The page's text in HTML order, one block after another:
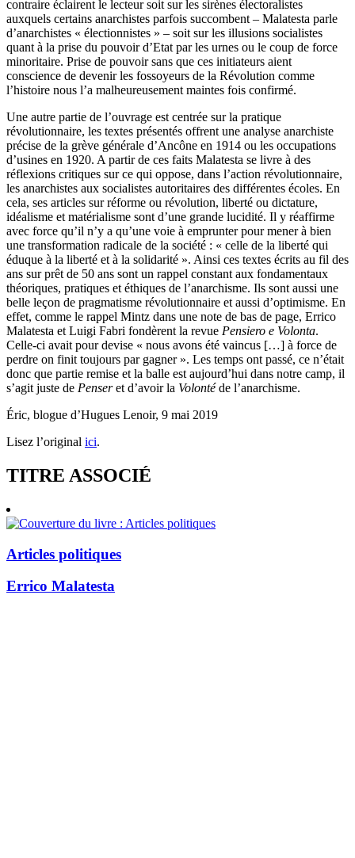
contraire éclairent le lecteur soit sur les sirènes électoralistes
auxquels certains anarchistes parfois succombent – Malatesta parle
d’anarchistes « électionnistes » – soit sur les illusions socialistes
quant à la prise du pouvoir d’Etat par les urnes ou le coup de force
minoritaire. Prise de pouvoir sans que ces initiateurs aient
conscience de devenir les fossoyeurs de la Révolution comme
l’histoire nous l’a malheureusement maintes fois confirmé.
Une autre partie de l’ouvrage est centrée sur la pratique
révolutionnaire, les textes présentés offrent une analyse anarchiste
précise de la grève générale d’Ancône en 1914 ou les occupations
d’usines en 1920. A partir de ces faits Malatesta se livre à des
réflexions critiques sur ce qui oppose, dans l’action révolutionnaire,
les anarchistes aux socialistes autoritaires des différentes écoles. En
cela, ses articles sur réforme ou révolution, liberté ou dictature,
idéalisme et matérialisme sont d’une grande lucidité. Il y réaffirme
avec force qu’il n’y a qu’une voie à emprunter pour mener à bien
une transformation radicale de la société : « celle de la liberté qui
éduque à la liberté et à la solidarité ». Ainsi ces textes écrits au fil des
ans sur prêt de 50 ans sont un rappel constant aux fondamentaux
théoriques, pratiques et éthiques de l’anarchisme. Ils sont aussi une
belle leçon de pragmatisme révolutionnaire et aussi d’optimisme. En
effet, comme le rappel Mintz dans une note de bas de page, Errico
Malatesta et Luigi Fabri fondèrent la revue Pensiero e Volonta.
Celle-ci avait pour devise « nous avons été vaincus […] à force de
perdre on finit toujours par gagner ». Les temps ont passé, ce n’était
donc que partie remise et la balle est aujourd’hui dans notre camp, il
s’agit juste de Penseret d’avoir la Volontéde l’anarchisme.
Éric, blogue d’Hugues Lenoir, 9 mai 2019
Lisez l’original ici.
TITRE ASSOCIÉ
Articles politiques
Errico Malatesta